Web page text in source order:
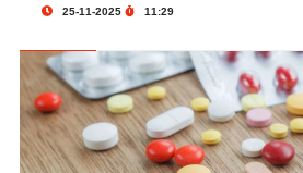
25-11-2025 11:29